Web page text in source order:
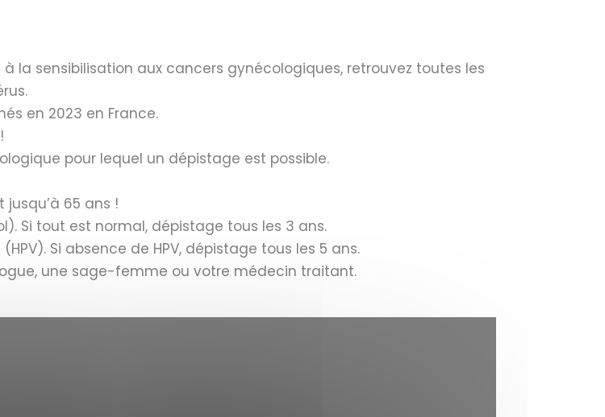
la sensibilisation aux cancers gynécologiques, retrouvez toutes les
en 2023 en France.
pour lequel un dépistage est possible.
65 ans !
Si tout est normal, dépistage tous les 3 ans.
Si absence de HPV, dépistage tous les 5 ans.
une sage-femme ou votre médecin traitant.